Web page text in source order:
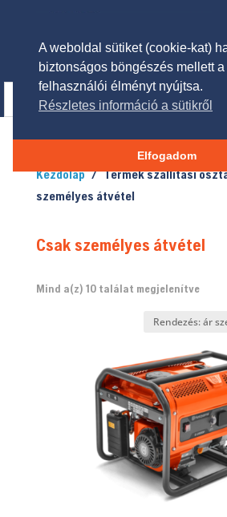
Kezdőlap/ Termék szállítási
személyes átvétel
Csak személyes átvétel
Mind a(z) 10 találat megjelenítveSorted
low
to
high
A weboldal sütiket (cookie-kat)
biztonságos böngészés mellett
felhasználói élményt nyújtsa.
Részletes információ a sütikről
Elfogadom